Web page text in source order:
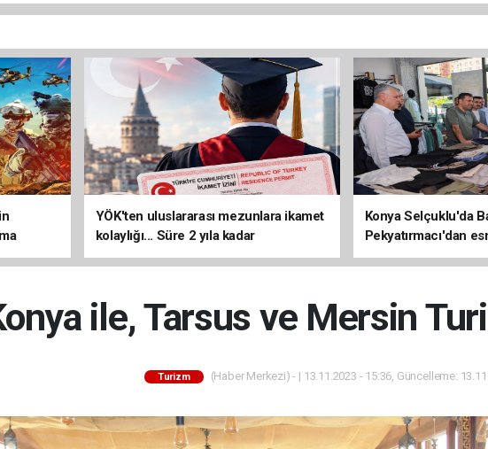
YÖK'ten uluslararası mezunlara ikamet
kolaylığı... Süre 2 yıla kadar
uzatılabilecek
Konya Selçuklu'da
Pekyatırmacı'dan
ile, Tarsus ve Mersin
Turizm (Haber Merkezi) - | 13.11.2023 - 15:36, Güncelleme: